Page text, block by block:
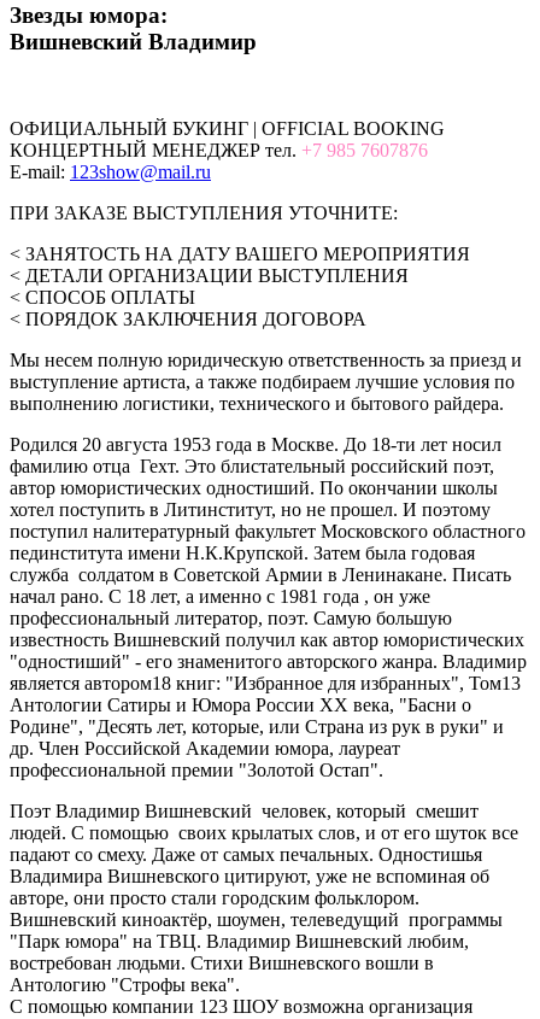
Звезды юмора:
Вишневский Владимир
ОФИЦИАЛЬНЫЙ БУКИНГ | OFFICIAL BOOKING
КОНЦЕРТНЫЙ МЕНЕДЖЕР тел. +7 985 7607876
E-mail: 123show@mail.ru
ПРИ ЗАКАЗЕ ВЫСТУПЛЕНИЯ УТОЧНИТЕ:
< ЗАНЯТОСТЬ НА ДАТУ ВАШЕГО МЕРОПРИЯТИЯ
< ДЕТАЛИ ОРГАНИЗАЦИИ ВЫСТУПЛЕНИЯ
< СПОСОБ ОПЛАТЫ
< ПОРЯДОК ЗАКЛЮЧЕНИЯ ДОГОВОРА
Мы несем полную юридическую ответственность за приезд и
выступление артиста, а также подбираем лучшие условия по
выполнению логистики, технического и бытового райдера.
Родился 20 августа 1953 года в Москве. До 18-ти лет носил
фамилию отца Гехт. Это блистательный российский поэт,
автор юмористических одностиший. По окончании школы
хотел поступить в Литинститут, но не прошел. И поэтому
поступил налитературный факультет Московского областного
пединститута имени Н.К.Крупской. Затем была годовая
служба солдатом в Советской Армии в Ленинакане. Писать
начал рано. С 18 лет, а именно с 1981 года , он уже
профессиональный литератор, поэт. Самую большую
известность Вишневский получил как автор юмористических
"одностиший" - его знаменитого авторского жанра. Владимир
является автором18 книг: "Избранное для избранных", Том13
Антологии Сатиры и Юмора России ХХ века, "Басни о
Родине", "Десять лет, которые, или Страна из рук в руки" и
др. Член Российской Академии юмора, лауреат
профессиональной премии "Золотой Остап".
Поэт Владимир Вишневский человек, который смешит
людей. С помощью своих крылатых слов, и от его шуток все
падают со смеху. Даже от самых печальных. Одностишья
Владимира Вишневского цитируют, уже не вспоминая об
авторе, они просто стали городским фольклором.
Вишневский киноактёр, шоумен, телеведущий программы
"Парк юмора" на ТВЦ. Владимир Вишневский любим,
востребован людьми. Стихи Вишневского вошли в
Антологию "Строфы века".
С помощью компании 123 ШОУ возможна организация